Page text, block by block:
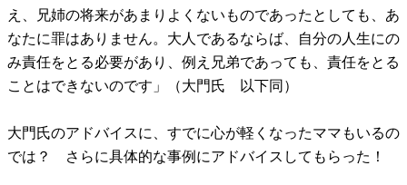
え、兄姉の将来があまりよくないものであったとしても、あ
なたに罪はありません。大人であるならば、自分の人生にの
み責任をとる必要があり、例え兄弟であっても、責任をとる
ことはできないのです」（大門氏 以下同）
大門氏のアドバイスに、すでに心が軽くなったママもいるの
では？ さらに具体的な事例にアドバイスしてもらった！